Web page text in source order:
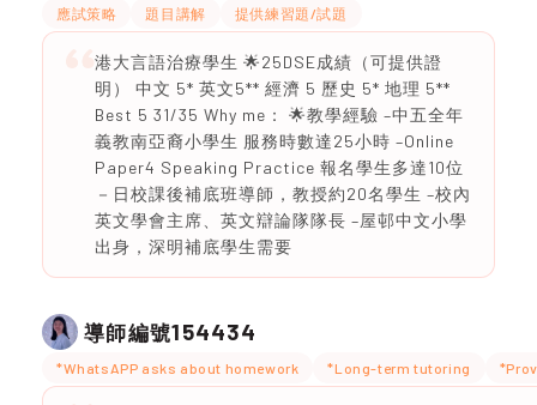
應試策略 題目講解 提供練習題/試題
港大言語治療學生 🌟25DSE成績（可提供證
明） 中文 5* 英文5** 經濟 5 歷史 5* 地理 5**
Best 5 31/35 Why me： 🌟教學經驗 –中五全年
義教南亞裔小學生 服務時數達25小時 –Online
Paper4 Speaking Practice 報名學生多達10位
－日校課後補底班導師，教授約20名學生 –校內
英文學會主席、英文辯論隊隊長 –屋邨中文小學
出身，深明補底學生需要
導師編號154434
*WhatsAPP asks about homework *Long-term tutoring